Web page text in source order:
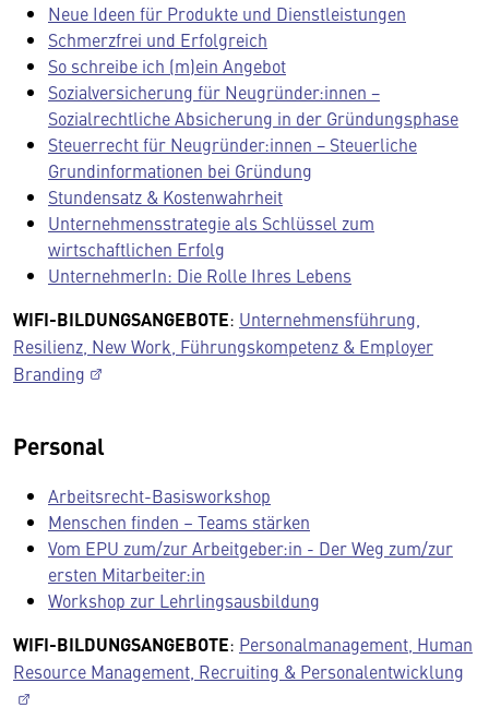
Neue Ideen für Produkte und Dienstleistungen
Schmerzfrei und Erfolgreich
So schreibe ich (m)ein Angebot
Sozialversicherung für Neugründer:innen −
Sozialrechtliche Absicherung in der Gründungsphase
Steuerrecht für Neugründer:innen − Steuerliche
Grundinformationen bei Gründung
Stundensatz & Kostenwahrheit
Unternehmensstrategie als Schlüssel zum
wirtschaftlichen Erfolg
UnternehmerIn: Die Rolle Ihres Lebens
WIFI-BILDUNGSANGEBOTE: Unternehmensführung,
Resilienz, New Work, Führungskompetenz & Employer
Branding
Personal
Arbeitsrecht-Basisworkshop
Menschen finden – Teams stärken
Vom EPU zum/zur Arbeitgeber:in - Der Weg zum/zur
ersten Mitarbeiter:in
Workshop zur Lehrlingsausbildung
WIFI-BILDUNGSANGEBOTE: Personalmanagement, Human
Resource Management, Recruiting & Personalentwicklung